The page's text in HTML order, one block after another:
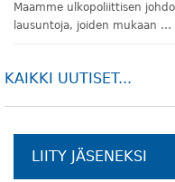
Maamme ulkopoliittisen
lausuntoja, joiden mukaan …
KAIKKI UUTISET...
LIITY JÄSENEKSI